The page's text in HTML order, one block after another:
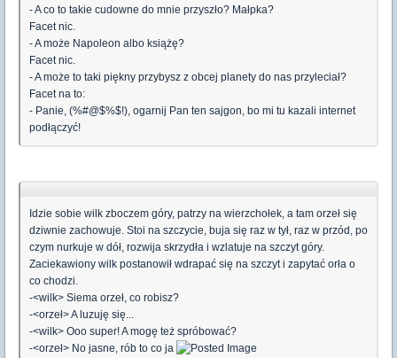
- A co to takie cudowne do mnie przyszło? Małpka?
Facet nic.
- A może Napoleon albo książę?
Facet nic.
- A może to taki piękny przybysz z obcej planety do nas przyleciał?
Facet na to:
- Panie, (%#@$%$!), ogarnij Pan ten sajgon, bo mi tu kazali internet
podłączyć!
Idzie sobie wilk zboczem góry, patrzy na wierzchołek, a tam orzeł się
dziwnie zachowuje. Stoi na szczycie, buja się raz w tył, raz w przód, po
czym nurkuje w dół, rozwija skrzydła i wzlatuje na szczyt góry.
Zaciekawiony wilk postanowił wdrapać się na szczyt i zapytać orła o
co chodzi.
-<wilk> Siema orzeł, co robisz?
-<orzeł> A luzuję się...
-<wilk> Ooo super! A mogę też spróbować?
-<orzeł> No jasne, rób to co ja